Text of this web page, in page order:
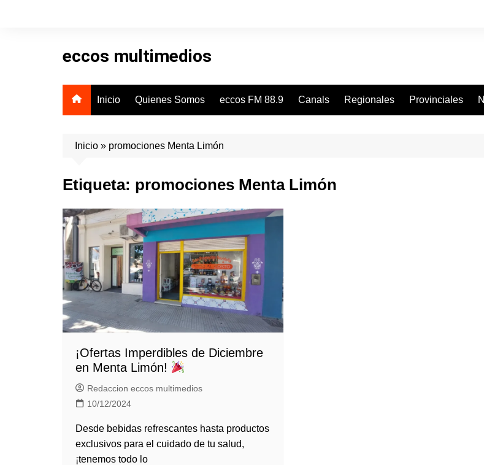
eccos multimedios
Inicio Quienes Somos eccos FM 88.9 Canals Regionales Provinciales
Inicio » promociones Menta Limón
Etiqueta: promociones Menta Limón
¡Ofertas Imperdibles de Diciembre
en Menta Limón!
Redaccion eccos multimedios
10/12/2024
Desde bebidas refrescantes hasta productos
exclusivos para el cuidado de tu salud,
¡tenemos todo lo